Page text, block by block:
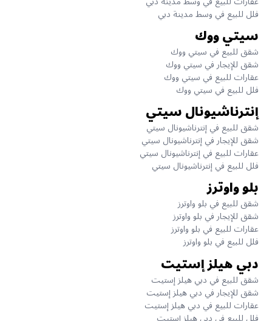
فلل للبيع في وسط مدينة دبي
سيتي ووك
شقق للبيع في سيتي ووك
شقق للإيجار في سيتي ووك
عقارات للبيع في سيتي ووك
فلل للبيع في سيتي ووك
إنترناشيونال سيتي
شقق للبيع في إنترناشيونال سيتي
شقق للإيجار في إنترناشيونال سيتي
عقارات للبيع في إنترناشيونال سيتي
فلل للبيع في إنترناشيونال سيتي
بلو واوترز
شقق للبيع في بلو واوترز
شقق للإيجار في بلو واوترز
عقارات للبيع في بلو واوترز
فلل للبيع في بلو واوترز
دبي هيلز إستيت
شقق للبيع في دبي هيلز إستيت
شقق للإيجار في دبي هيلز إستيت
عقارات للبيع في دبي هيلز إستيت